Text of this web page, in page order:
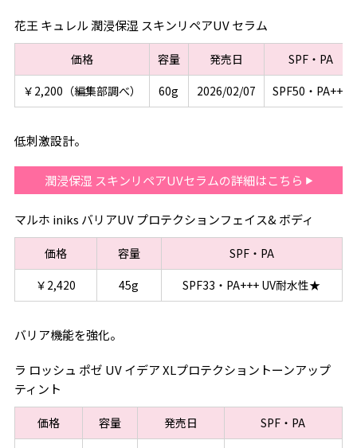
花王 キュレル 潤浸保湿 スキンリペアUV セラム
価格 容量 発売日
SPF・PA
￥2,200（編集部調べ）
60g 2026/02/07 SPF50・PA+++
低刺激設計。
潤浸保湿 スキンリペアUVセラムの詳細はこちら
マルホ iniks バリアUV プロテクションフェイス& ボディ
価格 容量
SPF・PA
￥2,420
45g SPF33・PA+++ UV耐水性★
バリア機能を強化。
ラ ロッシュ ポゼ UV イデア XLプロテクショントーンアップ
ティント
価格 容量 発売日
SPF・PA